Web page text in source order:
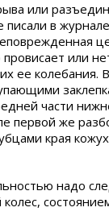
или
в
провисает или
ее колебания.
части
первой же
края
надо
колес,